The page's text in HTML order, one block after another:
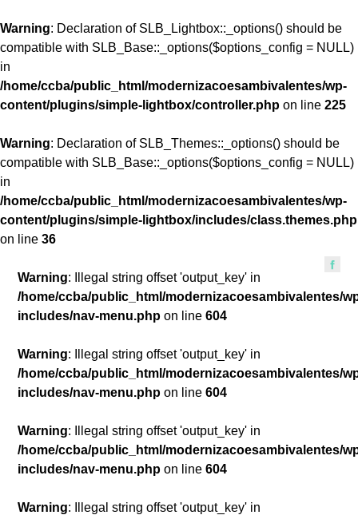
Warning: Declaration of SLB_Lightbox::_options() should be
compatible with SLB_Base::_options($options_config = NULL)
in
/home/ccba/public_html/modernizacoesambivalentes/wp-
content/plugins/simple-lightbox/controller.php on line 225
Warning: Declaration of SLB_Themes::_options() should be
compatible with SLB_Base::_options($options_config = NULL)
in
/home/ccba/public_html/modernizacoesambivalentes/wp-
content/plugins/simple-lightbox/includes/class.themes.php
on line 36
Warning: Illegal string offset 'output_key' in
/home/ccba/public_html/modernizacoesambivalentes/
includes/nav-menu.php on line604
Warning: Illegal string offset 'output_key' in
/home/ccba/public_html/modernizacoesambivalentes/
includes/nav-menu.php on line604
Warning: Illegal string offset 'output_key' in
/home/ccba/public_html/modernizacoesambivalentes/
includes/nav-menu.php on line604
Warning: Illegal string offset 'output_key' in